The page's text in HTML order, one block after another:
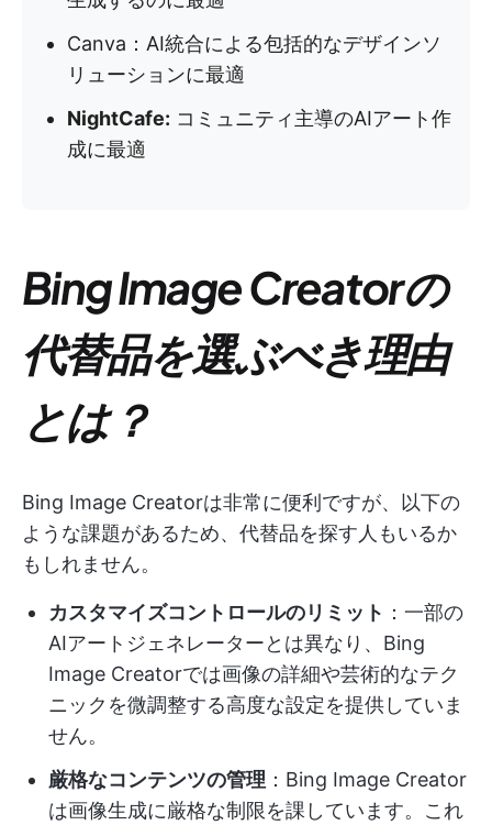
Canva：AI統合による包括的なデザインソ
リューションに最適
NightCafe: コミュニティ主導のAIアート作
成に最適
Bing Image Creatorの
代替品を選ぶべき理由
とは？
Bing Image Creatorは非常に便利ですが、以下の
ような課題があるため、代替品を探す人もいるか
もしれません。
カスタマイズコントロールのリミット ：一部の
AIアートジェネレーターとは異なり、Bing
Image Creatorでは画像の詳細や芸術的なテク
ニックを微調整する高度な設定を提供していま
せん。
厳格なコンテンツの管理 ：Bing Image Creator
は画像生成に厳格な制限を課しています。これ